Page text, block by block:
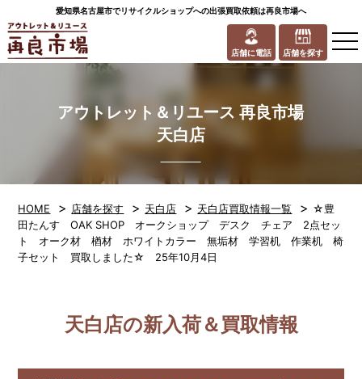
愛知県名古屋市でリサイクルショップへの出張買取依頼は再良市場へ
店舗に電話 店舗を探す
アウトレット＆リユース 再良市場
天白店
HOME > 店舗を探す > 天白店 > 天白店買取情報一覧 > ☆豊
田たんす OAK SHOP オークショップ デスク チェア 2点セッ
ト オーク材 楢材 ホワイトカラー 無垢材 学習机 作業机 椅
子セット 買取しました☆ 25年10月4日
天白店の新入荷＆買取情報